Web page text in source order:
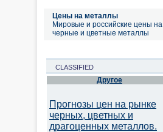
Цены на металлы
Мировые и российские цены на
черные и цветные металлы
CLASSIFIED
Другое
Прогнозы цен на рынке
черных, цветных и
драгоценных металлов.